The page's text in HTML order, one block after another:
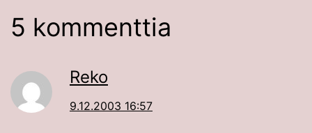
5 kommenttia
Reko
9.12.2003 16:57